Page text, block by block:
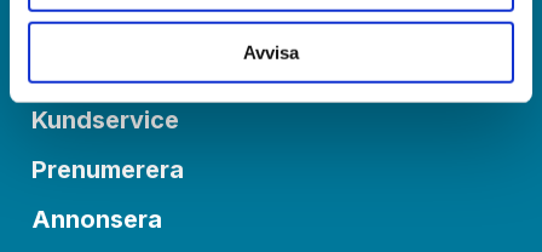
Avvisa
Kundservice
Prenumerera
Annonsera